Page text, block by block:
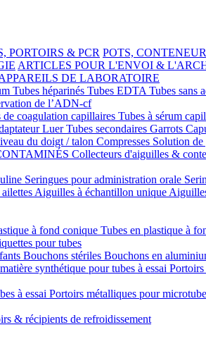
PORTOIRS & PCR POTS,
ARTICLES POUR L'ENVOI &
DE LABORATOIRE
Tubes héparinés Tubes EDTA Tubes sans
de l’ADN-cf
de coagulation capillaires Tubes à sérum
LuerTubes secondaires Garrots
du doigt / talon Compresses Solution
Collecteurs d'aiguilles &
Seringues pour administration orale
Aiguilles à échantillon unique
à fond conique Tubes en plastique à
pour tubes
Bouchons stériles Bouchons en
synthétique pour tubes à essai
à essai Portoirs métalliques pour
& récipients de refroidissement